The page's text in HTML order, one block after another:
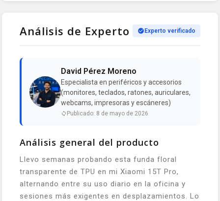
Análisis de Experto Experto verificado
David Pérez Moreno
Especialista en periféricos y accesorios
(monitores, teclados, ratones, auriculares,
webcams, impresoras y escáneres)
Publicado: 8 de mayo de 2026
Análisis general del producto
Llevo semanas probando esta funda floral
transparente de TPU en mi Xiaomi 15T Pro,
alternando entre su uso diario en la oficina y
sesiones más exigentes en desplazamientos. Lo